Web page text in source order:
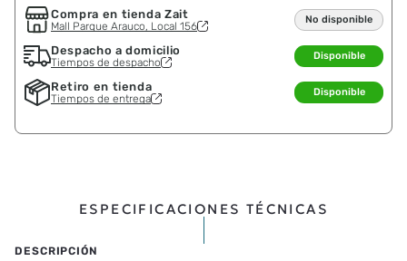
Compra en tienda Zait
Mall Parque Arauco, Local 156
No disponible
Despacho a domicilio
Tiempos de despacho
Disponible
Retiro en tienda
Tiempos de entrega
Disponible
ESPECIFICACIONES TÉCNICAS